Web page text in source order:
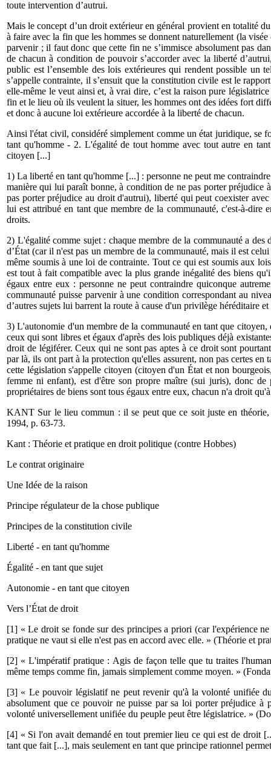
toute intervention d’autrui.
Mais le concept d’un droit extérieur en général provient en totalité
à faire avec la fin que les hommes se donnent naturellement (la
parvenir ; il faut donc que cette fin ne s’immisce absolument pas
de chacun à condition de pouvoir s’accorder avec la liberté
public est l’ensemble des lois extérieures qui rendent possible un
s’appelle contrainte, il s’ensuit que la constitution civile est le
elle-même le veut ainsi et, à vrai dire, c’est la raison pure
fin et le lieu où ils veulent la situer, les hommes ont des idées fort
et donc à aucune loi extérieure accordée à la liberté de chacun.
Ainsi l'état civil, considéré simplement comme un état juridique, se
tant qu'homme - 2. L'égalité de tout homme avec tout autre en
citoyen [...]
1) La liberté en tant qu'homme [...] : personne ne peut me
manière qui lui paraît bonne, à condition de ne pas porter préjudice
pas porter préjudice au droit d'autrui), liberté qui peut coexister
lui est attribué en tant que membre de la communauté, c'est-à-
droits.
2) L'égalité comme sujet : chaque membre de la communauté a
d’État (car il n'est pas un membre de la communauté, mais il est
même soumis à une loi de contrainte. Tout ce qui est soumis aux
est tout à fait compatible avec la plus grande inégalité des biens
égaux entre eux : per­sonne ne peut contraindre quiconque
communauté puisse parvenir à une condition correspondant au
d’autres sujets lui barrent la route à cause d'un privilège héréditaire
3) L'autonomie d'un membre de la communauté en tant que
ceux qui sont libres et égaux d'après des lois pu­bliques déjà
droit de légiférer. Ceux qui ne sont pas aptes à ce droit sont
par là, ils ont part à la protection qu'elles assurent, non pas certes
cette législation s'appelle citoyen (citoyen d'un État et non
femme ni enfant), est d'être son propre maître (sui juris), donc
proprié­taires de biens sont tous égaux entre eux, chacun n'a droit
KANT Sur le lieu commun : il se peut que ce soit juste en
1994, p. 63-73.
Kant : Théorie et pratique en droit politique (contre Hobbes)
Le contrat originaire
Une Idée de la raison
Principe régulateur de la chose publique
Principes de la constitution civile
Liberté - en tant qu'homme
Égalité - en tant que sujet
Autonomie - en tant que citoyen
Vers l’État de droit
[1] « Le droit se fonde sur des principes a priori (car l'expérience
pratique ne vaut si elle n'est pas en accord avec elle. » (Théorie et
[2] « L'impératif pratique : Agis de façon telle que tu traites
même temps comme fin, jamais simplement comme moyen. »
[3] « Le pouvoir législatif ne peut revenir qu'à la volonté unifiée
absolument que ce pouvoir ne puisse par sa loi porter préjudice
volonté universel­lement unifiée du peuple peut être législatrice. »
[4] « Si l'on avait demandé en tout premier lieu ce qui est de droit
tant que fait [...], mais seulement en tant que principe rationnel